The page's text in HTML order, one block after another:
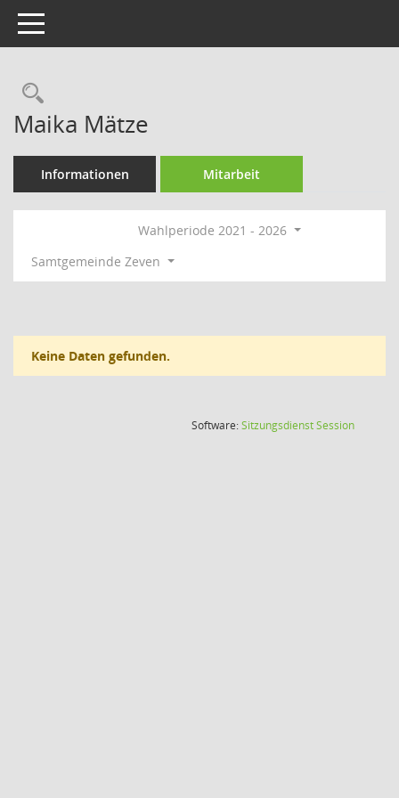
Toggle navigation
Rechercheauswahl
Maika Mätze
Informationen Mitarbeit
Wahlperiode 2021 - 2026
Samtgemeinde Zeven
Keine Daten gefunden.
Software:SitzungsdienstSession(Wird in